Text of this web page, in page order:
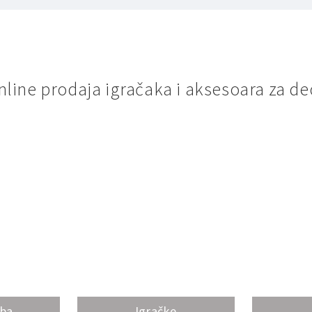
prodaja igračaka i aksesoara za